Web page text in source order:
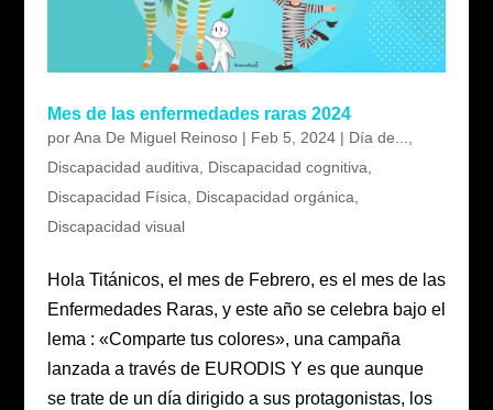
Mes de las enfermedades raras 2024
porAna De Miguel Reinoso| Feb 5, 2024| Día de...
Discapacidad auditiva
Discapacidad cognitiva
Discapacidad Física
Discapacidad orgánica
Discapacidad visual
Hola Titánicos, el mes de Febrero, es el mes de las
Enfermedades Raras, y este año se celebra bajo el
lema : «Comparte tus colores», una campaña
lanzada a través de EURODIS Y es que aunque
se trate de un día dirigido a sus protagonistas, los